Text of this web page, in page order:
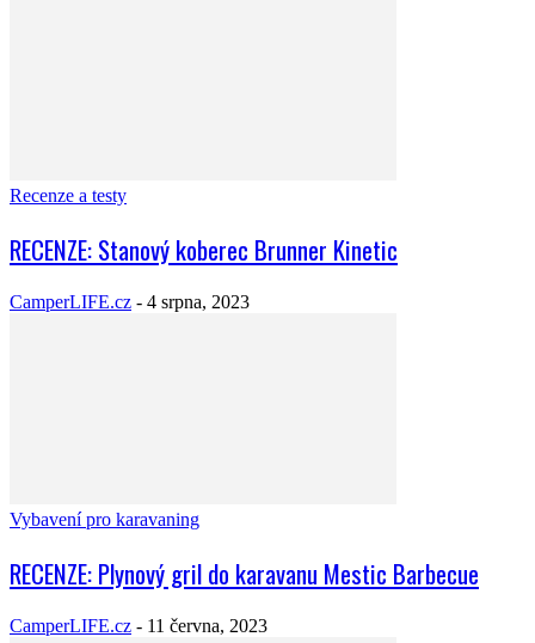
Recenze a testy
RECENZE: Stanový koberec Brunner Kinetic
CamperLIFE.cz - 4 srpna, 2023
Vybavení pro karavaning
RECENZE: Plynový gril do karavanu Mestic Barbecue
CamperLIFE.cz - 11 června, 2023